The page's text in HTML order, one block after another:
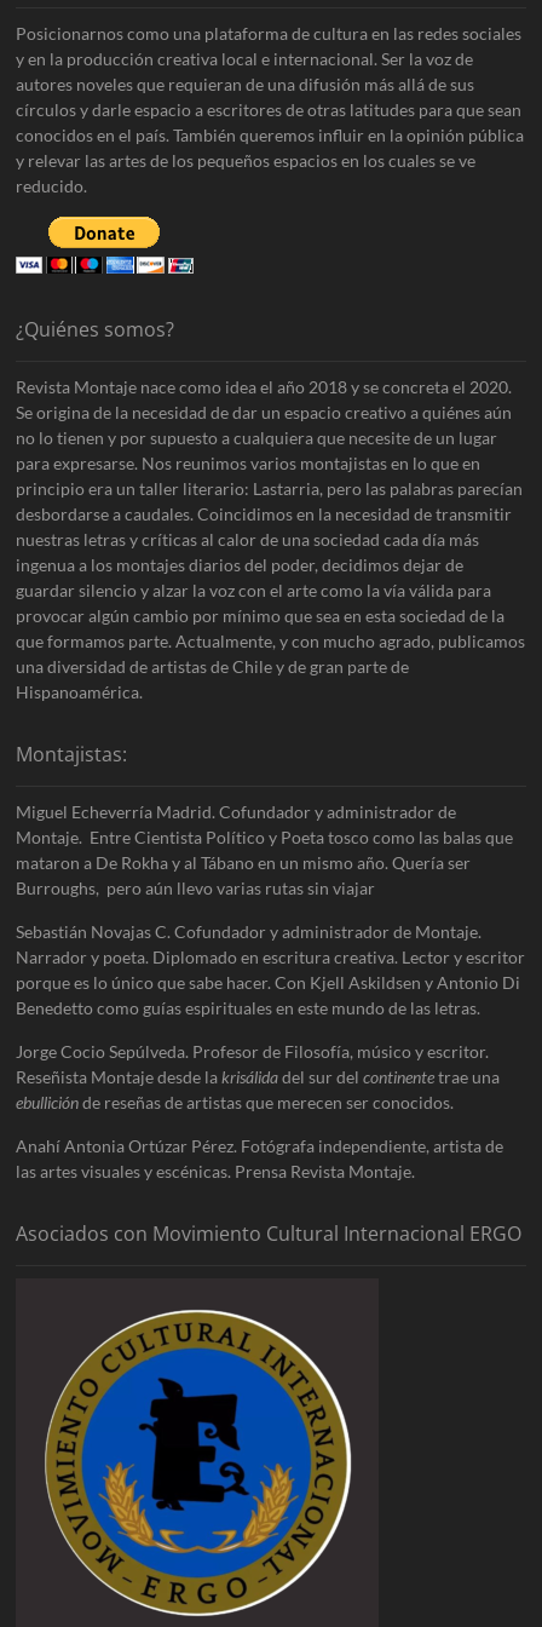
Posicionarnos como una plataforma de cultura en las redes sociales
y en la producción creativa local e internacional. Ser la voz de
autores noveles que requieran de una difusión más allá de sus
círculos y darle espacio a escritores de otras latitudes para que sean
conocidos en el país. También queremos influir en la opinión pública
y relevar las artes de los pequeños espacios en los cuales se ve
reducido.
¿Quiénes somos?
Revista Montaje nace como idea el año 2018 y se concreta el 2020.
Se origina de la necesidad de dar un espacio creativo a quiénes aún
no lo tienen y por supuesto a cualquiera que necesite de un lugar
para expresarse. Nos reunimos varios montajistas en lo que en
principio era un taller literario: Lastarria, pero las palabras parecían
desbordarse a caudales. Coincidimos en la necesidad de transmitir
nuestras letras y críticas al calor de una sociedad cada día más
ingenua a los montajes diarios del poder, decidimos dejar de
guardar silencio y alzar la voz con el arte como la vía válida para
provocar algún cambio por mínimo que sea en esta sociedad de la
que formamos parte. Actualmente, y con mucho agrado, publicamos
una diversidad de artistas de Chile y de gran parte de
Hispanoamérica.
Montajistas:
Miguel Echeverría Madrid. Cofundador y administrador de
Montaje. Entre Cientista Político y Poeta tosco como las balas que
mataron a De Rokha y al Tábano en un mismo año. Quería ser
Burroughs, pero aún llevo varias rutas sin viajar
Sebastián Novajas C. Cofundador y administrador de Montaje.
Narrador y poeta. Diplomado en escritura creativa. Lector y escritor
porque es lo único que sabe hacer. Con Kjell Askildsen y Antonio Di
Benedetto como guías espirituales en este mundo de las letras.
Jorge Cocio Sepúlveda. Profesor de Filosofía, músico y escritor.
Reseñista Montaje desde lakrisálidadel sur delcontinentetrae una
ebulliciónde reseñas de artistas que merecen ser conocidos.
Anahí Antonia Ortúzar Pérez. Fotógrafa independiente, artista de
las artes visuales y escénicas. Prensa Revista Montaje.
Asociados con Movimiento Cultural Internacional ERGO